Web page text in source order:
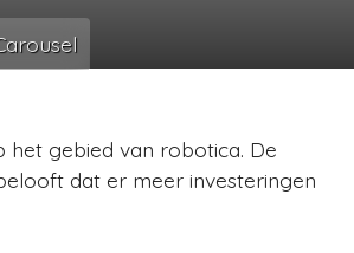
gebied van robotica. De
dat er meer investeringen